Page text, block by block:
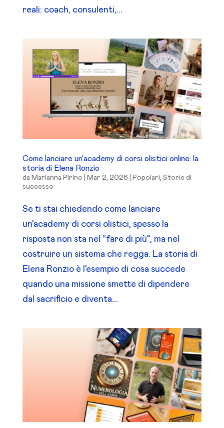
reali: coach, consulenti,...
Come lanciare un’academy di corsi olistici online: la
storia di Elena Ronzio
da Marianna Pirino Mar 2, 2026 Popolari, Storie di
successo
Se ti stai chiedendo come lanciare
un’academy di corsi olistici, spesso la
risposta non sta nel “fare di più”, ma nel
costruire un sistema che regga. La storia di
Elena Ronzio è l’esempio di cosa succede
quando una missione smette di dipendere
dal sacrificio e diventa...